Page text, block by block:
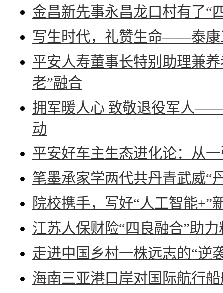
金昌新先事永昌龙口村有了“
写生时代，礼赞生命——泰康
平安人寿董事长特别助理兼
老”融合
拥军暖人心 致敬退役军人——
动
平安好车主生态进化论：从
笔墨承家学两代共丹青武威“
院校携手，写好“人工智能+”
江苏人保财险“四良融合”助
走进中国乡村一株远志的“逆
海南三亚港口岸对国际航行